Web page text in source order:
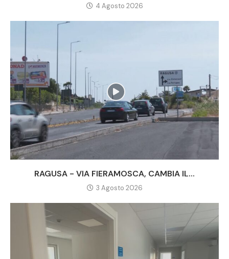
4 Agosto 2026
RAGUSA - VIA FIERAMOSCA, CAMBIA IL...
3 Agosto 2026